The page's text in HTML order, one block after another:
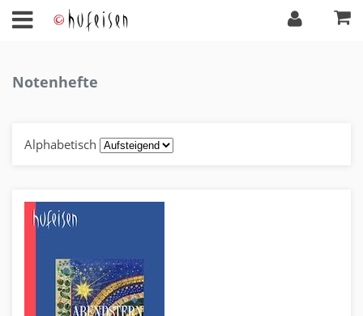
Notenhefte
Alphabetisch